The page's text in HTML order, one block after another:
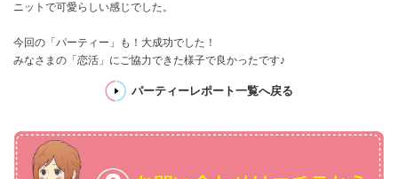
ニットで可愛らしい感じでした。
今回の「パーティー」も！大成功でした！
みなさまの「恋活」にご協力できた様子で良かったです♪
パーティーレポート一覧へ戻る